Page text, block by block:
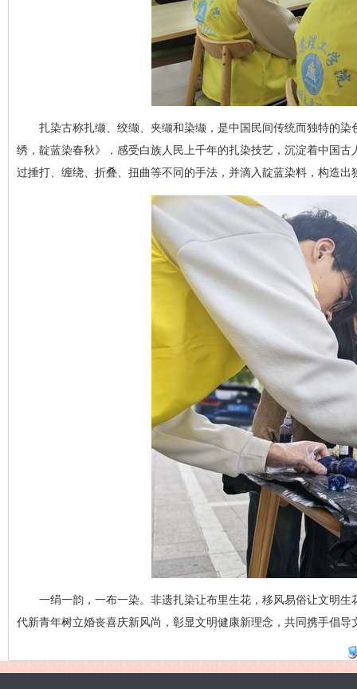
扎染古称扎缬、绞缬、夹缬和染缬，是中国民间传统而独特的
绣，靛蓝染春秋》，感受白族人民上千年的扎染技艺，沉淀着中国
过捶打、缠绕、折叠、扭曲等不同的手法，并滴入靛蓝染料，构造出
一绢一韵，一布一染。非遗扎染让布里生花，移风易俗让文明
代新青年树立婚丧喜庆新风尚，彰显文明健康新理念，共同携手倡导